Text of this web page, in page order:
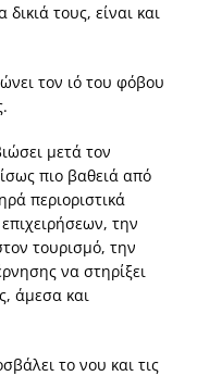
τους, είναι και
τον ιό του φόβου
μετά τον
πιο βαθειά από
περιοριστικά
την
τουρισμό, την
να στηρίξει
άμεσα και
το νου και τις